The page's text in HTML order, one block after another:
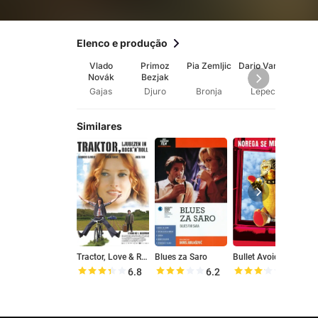
Elenco e produção
Vlado
Novák
Gajas
Primoz
Bezjak
Djuro
Pia Zemljic
Bronja
Dario Varga
Lepec
Similares
Tractor, Love & Rock'n Roll
6.8
Blues za Saro
6.2